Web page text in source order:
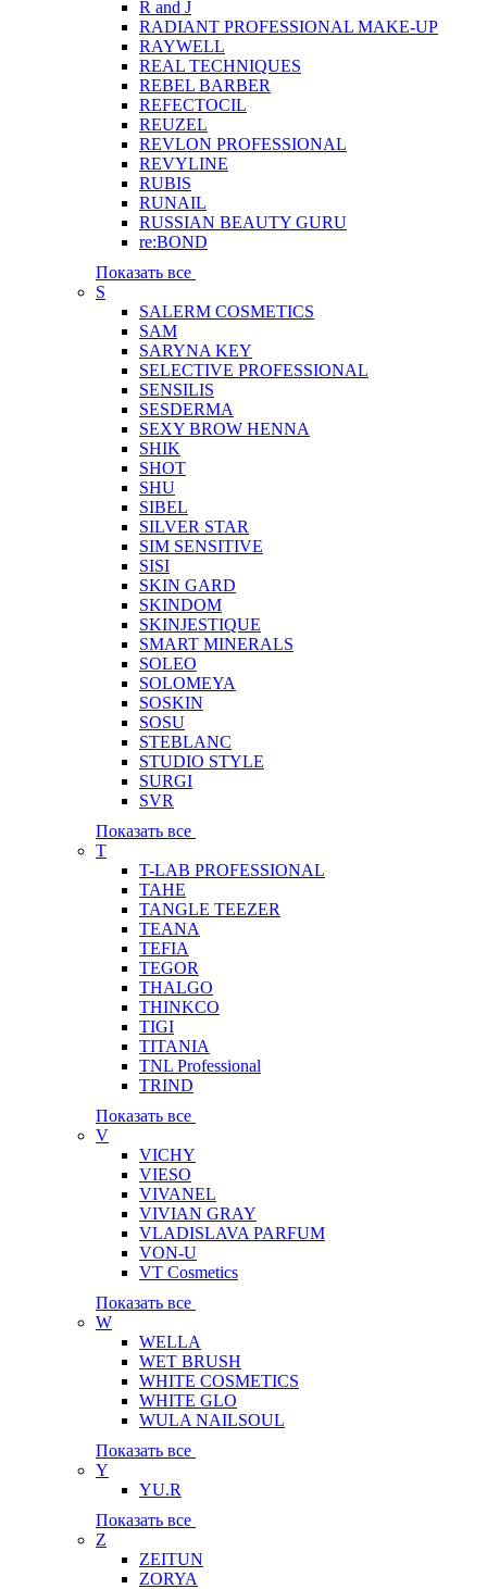
R and J
RADIANT PROFESSIONAL MAKE-UP
RAYWELL
REAL TECHNIQUES
REBEL BARBER
REFECTOCIL
REUZEL
REVLON PROFESSIONAL
REVYLINE
RUBIS
RUNAIL
RUSSIAN BEAUTY GURU
re:BOND
Показать все
S
SALERM COSMETICS
SAM
SARYNA KEY
SELECTIVE PROFESSIONAL
SENSILIS
SESDERMA
SEXY BROW HENNA
SHIK
SHOT
SHU
SIBEL
SILVER STAR
SIM SENSITIVE
SISI
SKIN GARD
SKINDOM
SKINJESTIQUE
SMART MINERALS
SOLEO
SOLOMEYA
SOSKIN
SOSU
STEBLANC
STUDIO STYLE
SURGI
SVR
Показать все
T
T-LAB PROFESSIONAL
TAHE
TANGLE TEEZER
TEANA
TEFIA
TEGOR
THALGO
THINKCO
TIGI
TITANIA
TNL Professional
TRIND
Показать все
V
VICHY
VIESO
VIVANEL
VIVIAN GRAY
VLADISLAVA PARFUM
VON-U
VT Cosmetics
Показать все
W
WELLA
WET BRUSH
WHITE COSMETICS
WHITE GLO
WULA NAILSOUL
Показать все
Y
YU.R
Показать все
Z
ZEITUN
ZORYA